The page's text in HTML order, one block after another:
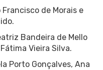
de Morais e
Bandeira de Mello
Vieira Silva.
Porto Gonçalves, Ana